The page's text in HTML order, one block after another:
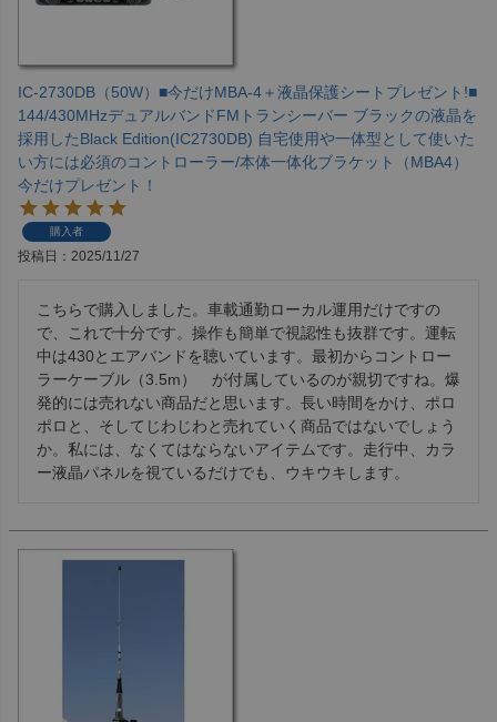
IC-2730DB（50W）■今だけMBA-4＋液晶保護シートプレゼント!■
144/430MHzデュアルバンドFMトランシーバー ブラックの液晶を
採用したBlack Edition(IC2730DB) 自宅使用や一体型として使いた
い方には必須のコントローラー/本体一体化ブラケット（MBA4）
今だけプレゼント！
購入者
投稿日 2025/11/27
こちらで購入しました。車載通勤ローカル運用だけですの
で、これで十分です。操作も簡単で視認性も抜群です。運転
中は430とエアバンドを聴いています。最初からコントロー
ラーケーブル（3.5m）　が付属しているのが親切ですね。爆
発的には売れない商品だと思います。長い時間をかけ、ポロ
ポロと、そしてじわじわと売れていく商品ではないでしょう
か。私には、なくてはならないアイテムです。走行中、カラ
ー液晶パネルを視ているだけでも、ウキウキします。